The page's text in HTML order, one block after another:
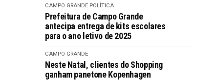
CAMPO GRANDE POLÍTICA
Prefeitura de Campo Grande
antecipa entrega de kits escolares
para o ano letivo de 2025
CAMPO GRANDE
Neste Natal, clientes do Shopping
ganham panetone Kopenhagen